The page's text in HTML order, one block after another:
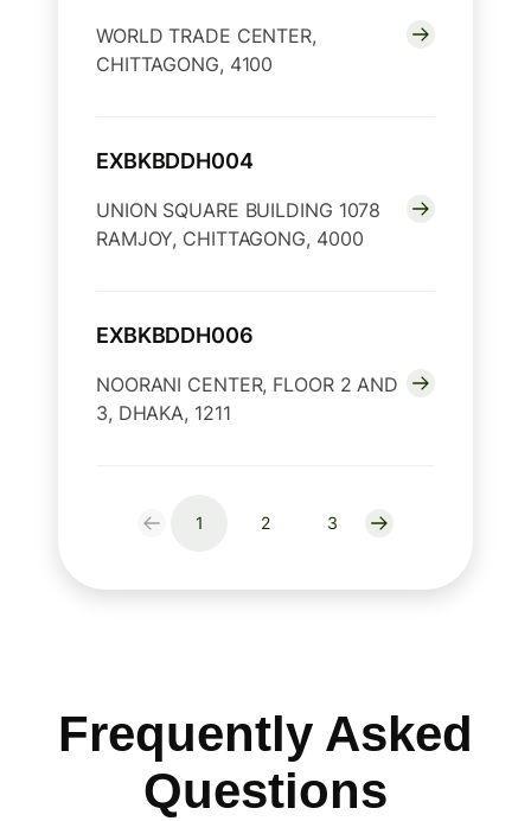
WORLD TRADE CENTER,
CHITTAGONG, 4100
EXBKBDDH004
UNION SQUARE BUILDING 1078
RAMJOY, CHITTAGONG, 4000
EXBKBDDH006
NOORANI CENTER, FLOOR 2 AND
3, DHAKA, 1211
1 2 3
Frequently Asked
Questions